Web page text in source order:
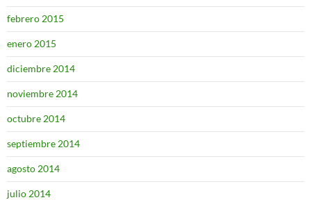
febrero 2015
enero 2015
diciembre 2014
noviembre 2014
octubre 2014
septiembre 2014
agosto 2014
julio 2014